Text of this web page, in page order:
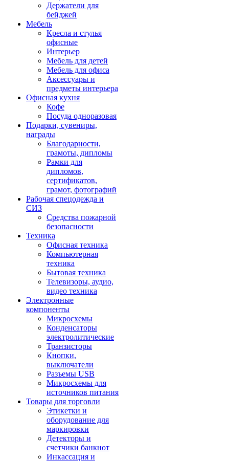
Держатели для
бейджей
Мебель
Кресла и стулья
офисные
Интерьер
Мебель для детей
Мебель для офиса
Аксессуары и
предметы интерьера
Офисная кухня
Кофе
Посуда одноразовая
Подарки, сувениры,
награды
Благодарности,
грамоты, дипломы
Рамки для
дипломов,
сертификатов,
грамот, фотографий
Рабочая спецодежда и
СИЗ
Средства пожарной
безопасности
Техника
Офисная техника
Компьютерная
техника
Бытовая техника
Телевизоры, аудио,
видео техника
Электронные
компоненты
Микросхемы
Конденсаторы
электролитические
Транзисторы
Кнопки,
выключатели
Разъемы USB
Микросхемы для
источников питания
Товары для торговли
Этикетки и
оборудование для
маркировки
Детекторы и
счетчики банкнот
Инкассация и